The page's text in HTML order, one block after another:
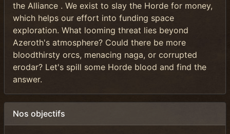
the Alliance . We exist to slay the Horde for money,
which helps our effort into funding space
exploration. What looming threat lies beyond
Azeroth's atmosphere? Could there be more
bloodthirsty orcs, menacing naga, or corrupted
erodar? Let's spill some Horde blood and find the
answer.
Nos objectifs